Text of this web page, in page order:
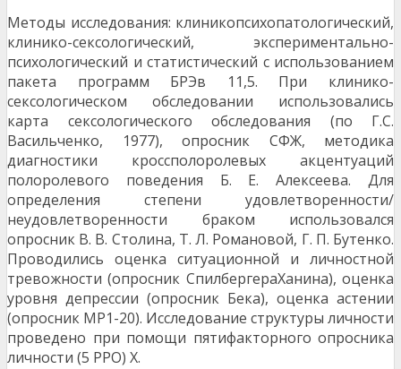
Методы исследования: клинико­психопатологический,
клинико-сексологический, экспериментально-
психологический и статистиче­ский с использованием
пакета программ БРЭв 11,5. При клинико-
сексологическом обследовании ис­пользовались
карта сексологического обследо­вания (по Г.С.
Васильченко, 1977), опросник СФЖ, методика
диагностики кроссполоролевых акцентуа­ций
полоролевого поведения Б. Е. Алексеева. Для
определения степени удовлетворенно­сти/
неудовлетворенности браком использовался
опросник В. В. Столина, Т. Л. Романовой, Г. П. Бу­тенко.
Проводились оценка ситуационной и лич­ностной
тревожности (опросник СпилбергераХанина), оценка
уровня депрессии (опросник Бе­ка), оценка астении
(опросник МР1-20). Исследова­ние структуры личности
проведено при помощи пя­тифакторного опросника
личности (5 РРО) Х.